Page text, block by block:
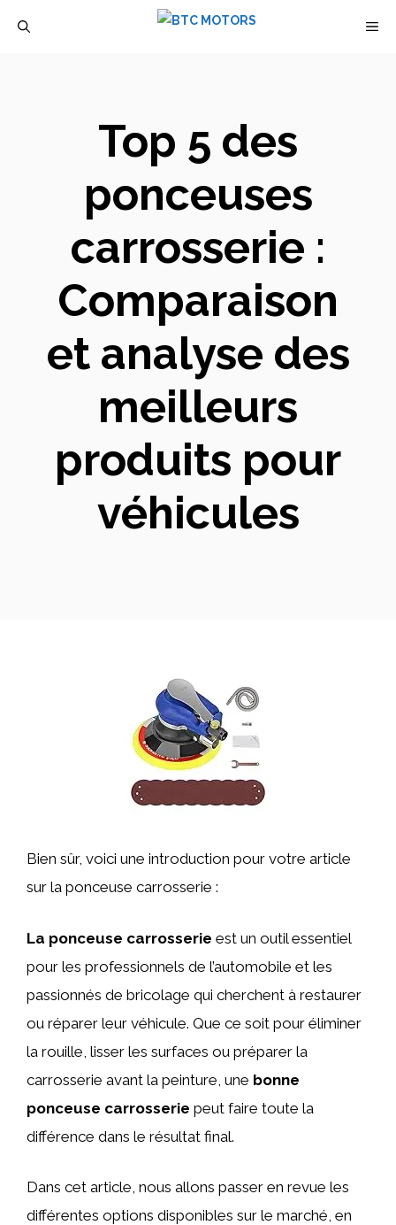
Top 5 des
ponceuses
carrosserie :
Comparaison
et analyse des
meilleurs
produits pour
véhicules
Bien sûr, voici une introduction pour votre article
sur la ponceuse carrosserie :
La ponceuse carrosserie est un outil essentiel
pour les professionnels de l’automobile et les
passionnés de bricolage qui cherchent à restaurer
ou réparer leur véhicule. Que ce soit pour éliminer
la rouille, lisser les surfaces ou préparer la
carrosserie avant la peinture, une bonne
ponceuse carrosserie peut faire toute la
différence dans le résultat final.
Dans cet article, nous allons passer en revue les
différentes options disponibles sur le marché, en